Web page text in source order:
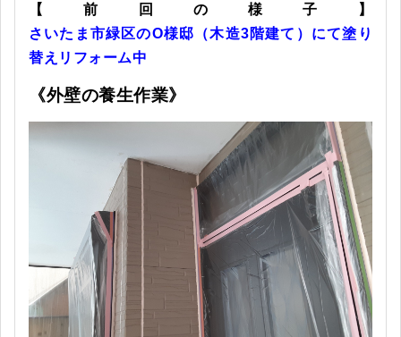
【前回の様子】
さいたま市緑区のO様邸（木造3階建て）にて塗り
替えリフォーム中
《外壁の養生作業》